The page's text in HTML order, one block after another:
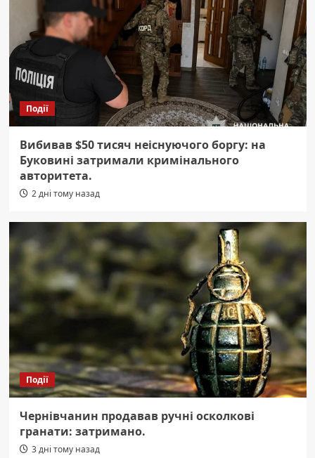
Події
Вибивав $50 тисяч неіснуючого боргу: на
Буковині затримали кримінального
авторитета.
2 дні тому назад
Події
Чернівчанин продавав ручні осколкові
гранати: затримано.
3 дні тому назад